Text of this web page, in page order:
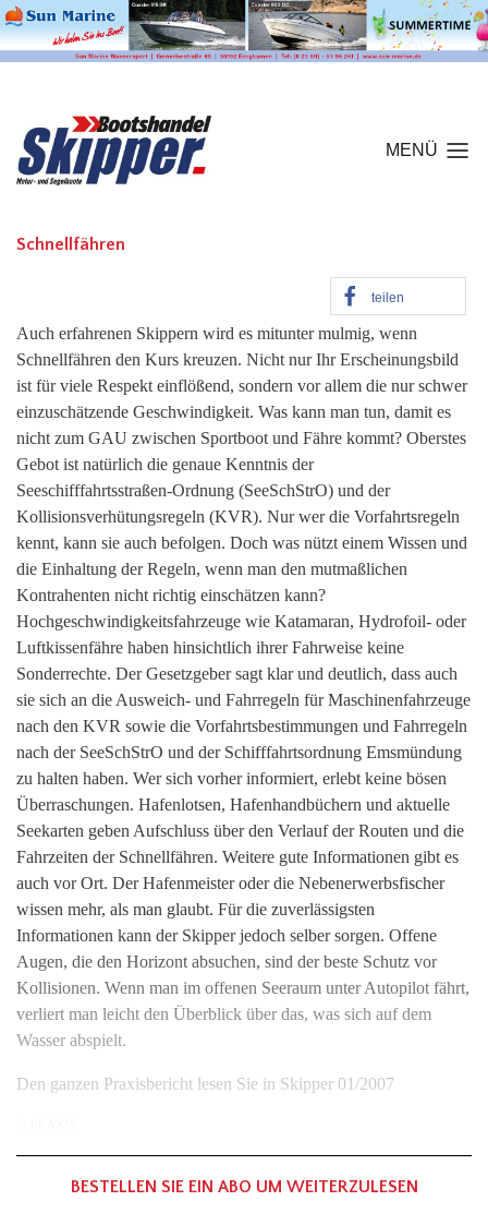
MENÜ
Schnellfähren
teilen
Auch erfahrenen Skippern wird es mitunter mulmig, wenn
Schnellfähren den Kurs kreuzen. Nicht nur Ihr Erscheinungsbild
ist für viele Respekt einflößend, sondern vor allem die nur schwer
einzuschätzende Geschwindigkeit. Was kann man tun, damit es
nicht zum GAU zwischen Sportboot und Fähre kommt? Oberstes
Gebot ist natürlich die genaue Kenntnis der
Seeschifffahrtsstraßen-Ordnung (SeeSchStrO) und der
Kollisionsverhütungsregeln (KVR). Nur wer die Vorfahrtsregeln
kennt, kann sie auch befolgen. Doch was nützt einem Wissen und
die Einhaltung der Regeln, wenn man den mutmaßlichen
Kontrahenten nicht richtig einschätzen kann?
Hochgeschwindigkeitsfahrzeuge wie Katamaran, Hydrofoil- oder
Luftkissenfähre haben hinsichtlich ihrer Fahrweise keine
Sonderrechte. Der Gesetzgeber sagt klar und deutlich, dass auch
sie sich an die Ausweich- und Fahrregeln für Maschinenfahrzeuge
nach den KVR sowie die Vorfahrtsbestimmungen und Fahrregeln
nach der SeeSchStrO und der Schifffahrtsordnung Emsmündung
zu halten haben. Wer sich vorher informiert, erlebt keine bösen
Überraschungen. Hafenlotsen, Hafenhandbüchern und aktuelle
Seekarten geben Aufschluss über den Verlauf der Routen und die
Fahrzeiten der Schnellfähren. Weitere gute Informationen gibt es
auch vor Ort. Der Hafenmeister oder die Nebenerwerbsfischer
wissen mehr, als man glaubt. Für die zuverlässigsten
Informationen kann der Skipper jedoch selber sorgen. Offene
Augen, die den Horizont absuchen, sind der beste Schutz vor
Kollisionen. Wenn man im offenen Seeraum unter Autopilot fährt,
verliert man leicht den Überblick über das, was sich auf dem
Wasser abspielt.
Den ganzen Praxisbericht lesen Sie in Skipper 01/2007
BESTELLEN SIE EIN ABO UM WEITERZULESEN